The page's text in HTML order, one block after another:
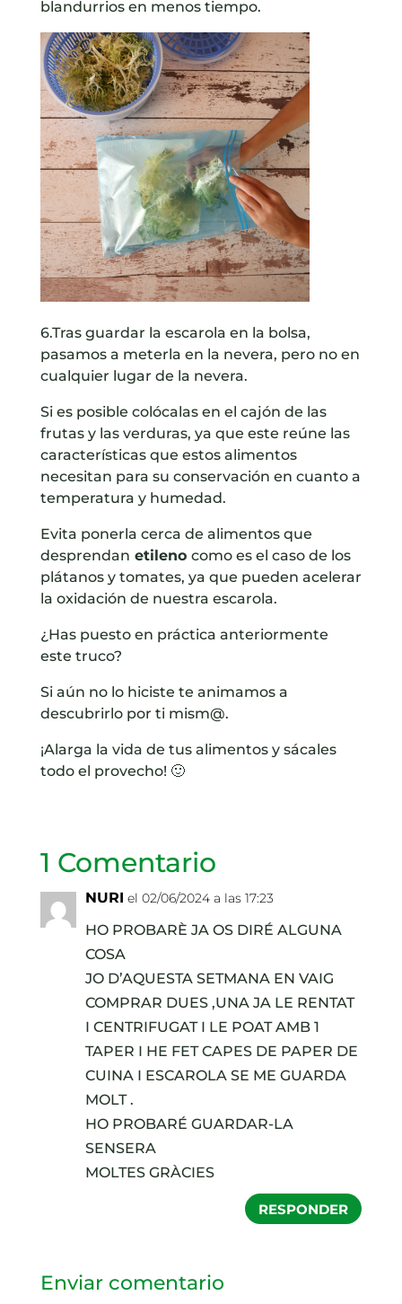
blandurrios en menos tiempo.
6.Tras guardar la escarola en la bolsa,
pasamos a meterla en la nevera, pero no en
cualquier lugar de la nevera.
Si es posible colócalas en el cajón de las
frutas y las verduras, ya que este reúne las
características que estos alimentos
necesitan para su conservación en cuanto a
temperatura y humedad.
Evita ponerla cerca de alimentos que
desprendan etileno como es el caso de los
plátanos y tomates, ya que pueden acelerar
la oxidación de nuestra escarola.
¿Has puesto en práctica anteriormente
este truco?
Si aún no lo hiciste te animamos a
descubrirlo por ti mism@.
¡Alarga la vida de tus alimentos y sácales
todo el provecho! 🙂
1 Comentario
NURI el 02/06/2024 a las 17:23
HO PROBARÈ JA OS DIRÉ ALGUNA
COSA
JO D’AQUESTA SETMANA EN VAIG
COMPRAR DUES ,UNA JA LE RENTAT
I CENTRIFUGAT I LE POAT AMB 1
TAPER I HE FET CAPES DE PAPER DE
CUINA I ESCAROLA SE ME GUARDA
MOLT .
HO PROBARÉ GUARDAR-LA
SENSERA
MOLTES GRÀCIES
RESPONDER
Enviar comentario